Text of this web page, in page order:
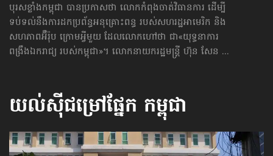
បុរសខ្លាំងកម្ពុជា បានប្រកាសថា លោកកំពុងចាត់វិធានការ ដើម្បី
ទប់ទល់នឹងការដកប្រព័ន្ធអនុគ្រោះពន្ធ របស់សហរដ្ឋអាមេរិក និង
សហភាពអ៊ឺរ៉ុប ក្រោមអ្វីមួយ ដែលលោកហៅថា ជា«យុទ្ធនាការ
ពង្រឹងឯករាជ្យ របស់កម្ពុជា»។ លោក​នាយករដ្ឋមន្ត្រី​ ហ៊ុន សែន ...
យល់ស៊ីជម្រៅផ្នែក កម្ពុជា